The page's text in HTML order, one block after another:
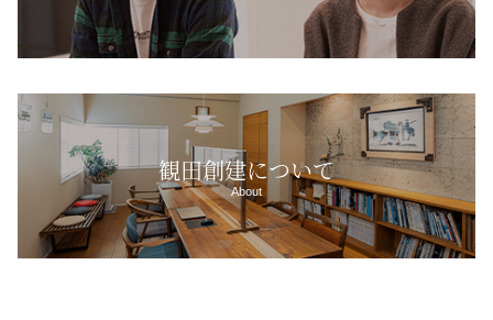
観田創建について
About